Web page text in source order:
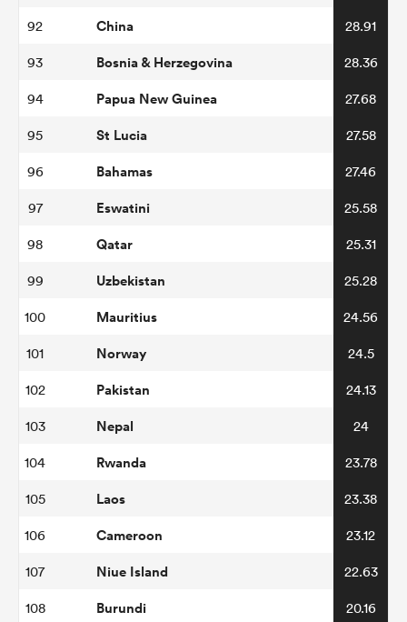
92 China 28.91
93 Bosnia & Herzegovina 28.36
94 Papua New Guinea 27.68
95 St Lucia 27.58
96 Bahamas 27.46
97 Eswatini 25.58
98 Qatar 25.31
99 Uzbekistan 25.28
100 Mauritius 24.56
101 Norway 24.5
102 Pakistan 24.13
103 Nepal 24
104 Rwanda 23.78
105 Laos 23.38
106 Cameroon 23.12
107 Niue Island 22.63
108 Burundi 20.16